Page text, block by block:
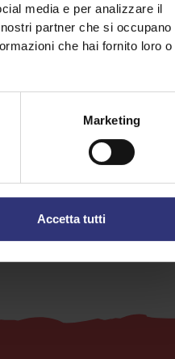
media e per analizzare il
partner che si occupano
che hai fornito loro o
Marketing
Accetta tutti
Vegetariano